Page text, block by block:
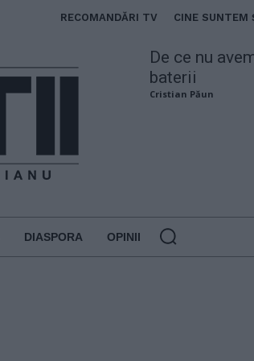
RECOMANDĂRI TV CINE SUNTEM
De ce nu
baterii
Cristian Păun
DIASPORA OPINII